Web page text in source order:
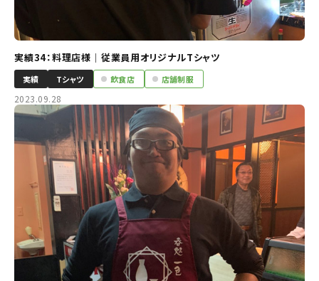
実績34：料理店様｜従業員用オリジナルTシャツ
実績 Tシャツ 飲食店 店舗制服
2023.09.28